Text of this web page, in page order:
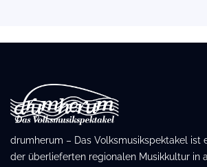
drumherum – Das Volksmusikspektakel ist
der überlieferten regionalen Musikkultur in